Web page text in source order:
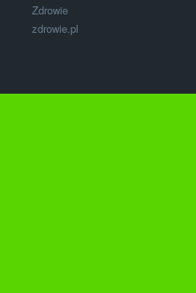
Zdrowie
zdrowie.pl